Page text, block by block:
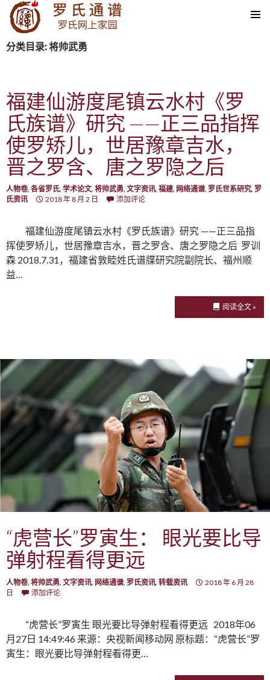
SKIP TO CONTENT
分类目录: 将帅武勇
福建仙游度尾镇云水村《罗
氏族谱》研究 ——正三品指挥
使罗矫儿，世居豫章吉水，
晋之罗含、唐之罗隐之后
人物卷, 各省罗氏, 学术论文, 将帅武勇, 文字资讯, 福建, 网络通谱, 罗氏世系研究, 罗
氏资讯
2018 年 8 月 2 日 添加评论
福建仙游度尾镇云水村《罗氏族谱》研究 ——正三品指
挥使罗矫儿，世居豫章吉水，晋之罗含、唐之罗隐之后 罗训
森 2018.7.31，福建省敦睦姓氏谱牒研究院副院长、福州顺
益…
阅读全文 »
“虎营长”罗寅生： 眼光要比导
弹射程看得更远
人物卷, 将帅武勇, 文字资讯, 网络通谱, 罗氏资讯, 转载资讯
2018 年 6 月 28
日
添加评论
“虎营长”罗寅生 眼光要比导弹射程看得更远 2018年06
月27日 14:49:46 来源：央视新闻移动网 原标题：“虎营长”罗
寅生：眼光要比导弹射程看得更…